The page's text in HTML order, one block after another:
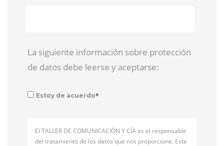
La siguiente información sobre protección
de datos debe leerse y aceptarse:
Estoy de acuerdo*
El TALLER DE COMUNICACIÓN Y CÍA es el responsable
del tratamiento de los datos que nos proporcione. Este